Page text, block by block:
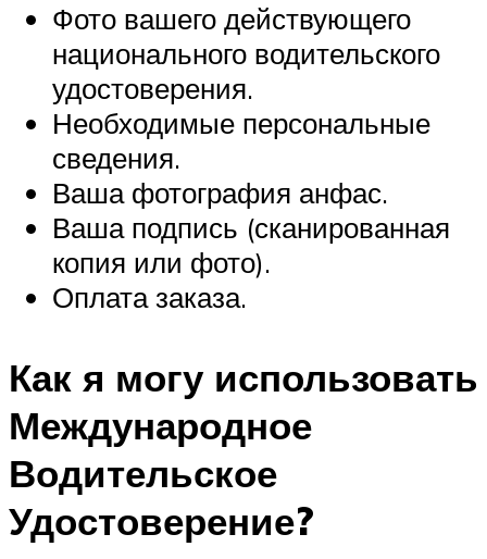
Фото вашего действующего
национального водительского
удостоверения.
Необходимые персональные
сведения.
Ваша фотография анфас.
Ваша подпись (сканированная
копия или фото).
Оплата заказа.
Как я могу использовать
Международное
Водительское
Удостоверение?